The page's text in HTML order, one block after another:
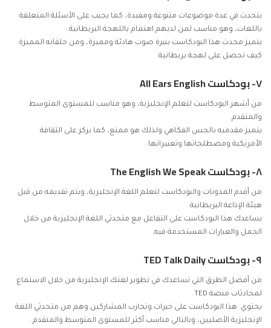
يتحدث في عدة موضوعات متنوعة ومفيدة، كما يجيب على الأسئلة المتعلقة
باللغات، وهو مناسب لمن لديهم اهتمام باللهجة البريطانية.
يتميز محدث هذا البودكاست بنبرة صوت هادئة ومميزة، ومن حلقاته المميزة:
كيف تحصل على لهجة بريطانية.
٧- بودكاست All Ears English
من أشهر البودكاست لتعلم الإنجليزية، وهو مناسب للمستوى المتوسط
والمتقدم.
يتميز مقدميه بالحس الفكاهي ولذلك هو ممتع، كما يركز على الثقافة
الأمريكية ومصطلحاتها وتعبيراتها.
٨- بودكاست The English We Speak
من أقدم المدونات والبودكاست لتعلم اللغة الإنجليزية، ويتم تقديمه من قبل
هيئة الإذاعة البريطانية.
يساعدك هذا البودكاست على التفاعل مع متحدثي اللغة الإنجليزية من خلال
الجمل والعبارات المستخدمة فيه.
٩- بودكاست TED Talk Daily
من أفضل الطرق التي تساعدك في تطوير لغتك الإنجليزية من خلال الاستماع
لمحادثات منصة TED.
يحتوي هذا البودكاست على خبرات وتجارب المشاركين وهم من متحدثي اللغة
الإنجليزية الأصليين، وبالتالي مناسب أكثر للمستوى المتوسط والمتقدم.